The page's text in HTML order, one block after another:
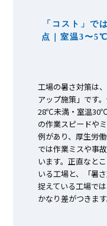
「コスト」で
点｜室温3〜
工場の暑さ対策は
アップ施策」です
28℃未満・室温30℃
の作業スピードや
例があり、厚生労
では作業ミスや事
います。正直なと
いる工場と、「暑
捉えている工場で
かなり差がつきます